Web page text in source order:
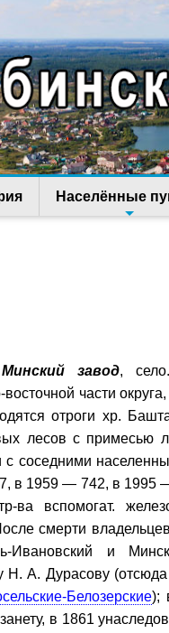
Населённые
завод,
части
отроги хр.
лесов с примесью
соседними
в 1959 — 742, в
ва вспомогат.
смерти
Ивановский и
Н. А. Дурасову
Белозерские);
в 1861